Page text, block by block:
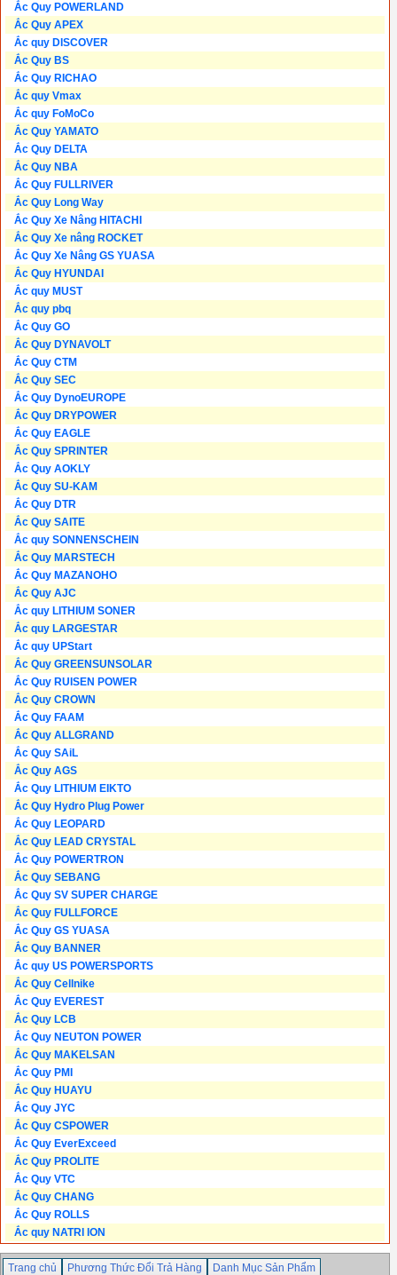
Ắc Quy POWERLAND
Ắc Quy APEX
Ắc quy DISCOVER
Ắc Quy BS
Ắc Quy RICHAO
Ắc quy Vmax
Ắc quy FoMoCo
Ắc Quy YAMATO
Ắc Quy DELTA
Ắc Quy NBA
Ắc Quy FULLRIVER
Ắc Quy Long Way
Ắc Quy Xe Nâng HITACHI
Ắc Quy Xe nâng ROCKET
Ắc Quy Xe Nâng GS YUASA
Ắc Quy HYUNDAI
Ắc quy MUST
Ắc quy pbq
Ắc Quy GO
Ắc Quy DYNAVOLT
Ắc Quy CTM
Ắc Quy SEC
Ắc Quy DynoEUROPE
Ắc Quy DRYPOWER
Ắc Quy EAGLE
Ắc Quy SPRINTER
Ắc Quy AOKLY
Ắc Quy SU-KAM
Ắc Quy DTR
Ắc Quy SAITE
Ắc quy SONNENSCHEIN
Ắc Quy MARSTECH
Ắc Quy MAZANOHO
Ắc Quy AJC
Ắc quy LITHIUM SONER
Ắc quy LARGESTAR
Ắc quy UPStart
Ắc Quy GREENSUNSOLAR
Ắc Quy RUISEN POWER
Ắc Quy CROWN
Ắc Quy FAAM
Ắc Quy ALLGRAND
Ắc Quy SAiL
Ắc Quy AGS
Ắc Quy LITHIUM EIKTO
Ắc Quy Hydro Plug Power
Ắc Quy LEOPARD
Ắc Quy LEAD CRYSTAL
Ắc Quy POWERTRON
Ắc Quy SEBANG
Ắc Quy SV SUPER CHARGE
Ắc Quy FULLFORCE
Ắc Quy GS YUASA
Ắc Quy BANNER
Ắc quy US POWERSPORTS
Ắc Quy Cellnike
Ắc Quy EVEREST
Ắc Quy LCB
Ắc Quy NEUTON POWER
Ắc Quy MAKELSAN
Ắc Quy PMI
Ắc Quy HUAYU
Ắc Quy JYC
Ắc Quy CSPOWER
Ắc Quy EverExceed
Ắc Quy PROLITE
Ắc Quy VTC
Ắc Quy CHANG
Ắc Quy ROLLS
Ắc quy NATRI ION
Trang chủ Phương Thức Đổi Trả Hàng Danh Mục Sản Phẩm